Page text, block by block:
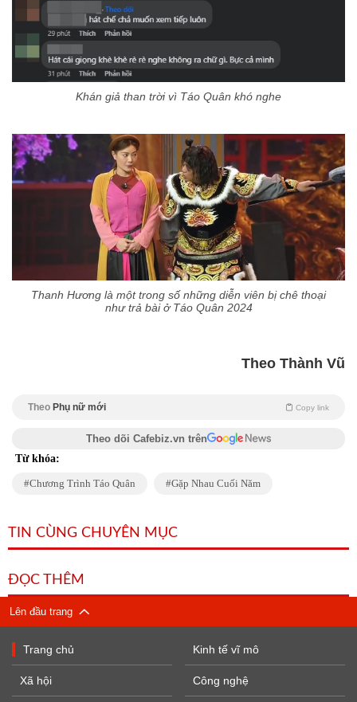
Khán giả than trời vì Táo Quân khó nghe
Thanh Hương là một trong số những diễn viên bị chê thoại
như trả bài ở Táo Quân 2024
Theo Thành Vũ
Theo Phụ nữ mới Copy link
Theo dõi Cafebiz.vn trên
Từ khóa:
Chương Trình Táo Quân Gặp Nhau Cuối Năm
TIN CÙNG CHUYÊN MỤC
ĐỌC THÊM
Lên đầu trang
Trang chủ
Xã hội
Kinh tế vĩ mô
Công nghệ